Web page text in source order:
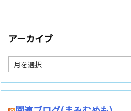
アーカイブ
ア
ー
カ
イ